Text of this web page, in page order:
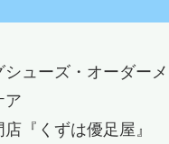
シューズ・オーダー
ア
『くずは優足屋』